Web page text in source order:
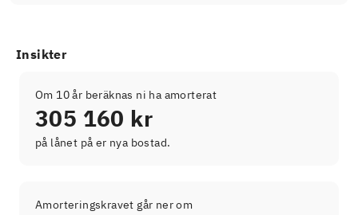
Insikter
Om 10 år beräknas ni ha amorterat
305 160 kr
på lånet på er nya bostad.
Amorteringskravet går ner om